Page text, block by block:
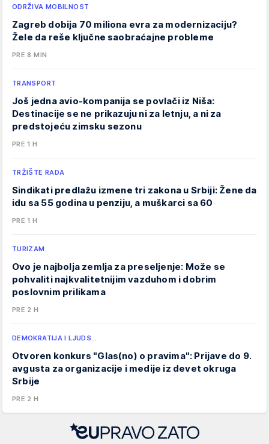
ODRŽIVA MOBILNOST
Zagreb dobija 70 miliona evra za modernizaciju?
Žele da reše ključne saobraćajne probleme
PRE 8 MIN
TRANSPORT
Još jedna avio-kompanija se povlači iz Niša:
Destinacije se ne prikazuju ni za letnju, a ni za
predstojeću zimsku sezonu
PRE 1 H
TRŽIŠTE RADA
Sindikati predlažu izmene tri zakona u Srbiji: Žene da
idu sa 55 godina u penziju, a muškarci sa 60
PRE 1 H
TURIZAM
Ovo je najbolja zemlja za preseljenje: Može se
pohvaliti najkvalitetnijim vazduhom i dobrim
poslovnim prilikama
PRE 2 H
DEMOKRATIJA I LJUDS…
Otvoren konkurs "Glas(no) o pravima": Prijave do 9.
avgusta za organizacije i medije iz devet okruga
Srbije
PRE 2 H